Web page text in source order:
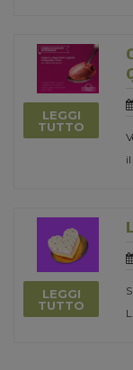
LEGGI
TUTTO
LEGGI
TUTTO